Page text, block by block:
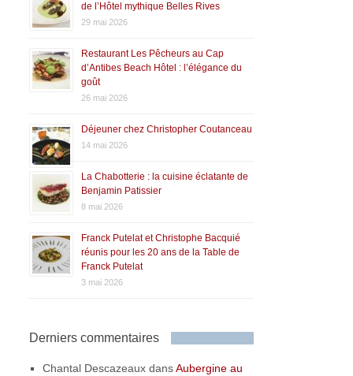
de l’Hôtel mythique Belles Rives
29 mai 2026
Restaurant Les Pêcheurs au Cap
d’Antibes Beach Hôtel : l’élégance du
goût
26 mai 2026
Déjeuner chez Christopher Coutanceau
14 mai 2026
La Chabotterie : la cuisine éclatante de
Benjamin Patissier
8 mai 2026
Franck Putelat et Christophe Bacquié
réunis pour les 20 ans de la Table de
Franck Putelat
3 mai 2026
Derniers commentaires
Chantal Descazeaux dansAubergine au